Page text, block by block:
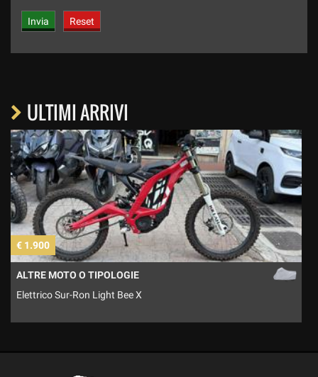
ULTIMI ARRIVI
€ 1.900
ALTRE MOTO O TIPOLOGIE
Elettrico Sur-Ron Light Bee X